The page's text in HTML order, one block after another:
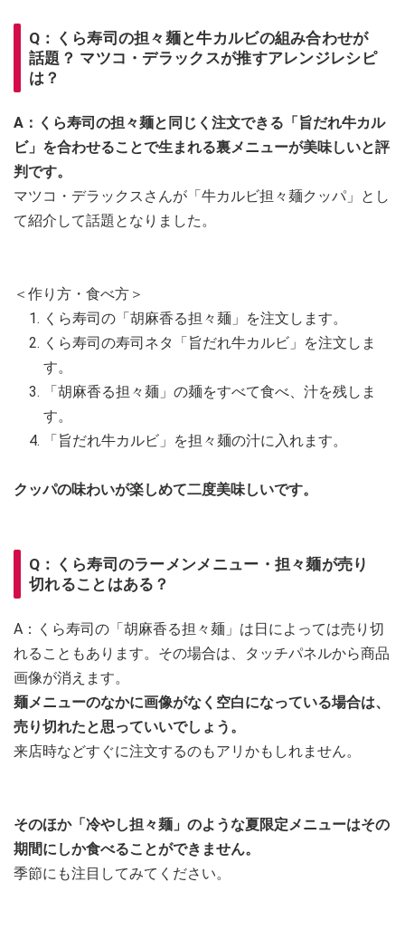
Q：くら寿司の担々麺と牛カルビの組み合わせが
話題？ マツコ・デラックスが推すアレンジレシピ
は？
A：くら寿司の担々麺と同じく注文できる「旨だれ牛カル
ビ」を合わせることで生まれる裏メニューが美味しいと評
判です。
マツコ・デラックスさんが「牛カルビ担々麺クッパ」とし
て紹介して話題となりました。
＜作り方・食べ方＞
くら寿司の「胡麻香る担々麺」を注文します。
くら寿司の寿司ネタ「旨だれ牛カルビ」を注文しま
す。
「胡麻香る担々麺」の麺をすべて食べ、汁を残しま
す。
「旨だれ牛カルビ」を担々麺の汁に入れます。
クッパの味わいが楽しめて二度美味しいです。
Q：くら寿司のラーメンメニュー・担々麺が売り
切れることはある？
A：くら寿司の「胡麻香る担々麺」は日によっては売り切
れることもあります。その場合は、タッチパネルから商品
画像が消えます。
麺メニューのなかに画像がなく空白になっている場合は、
売り切れたと思っていいでしょう。
来店時などすぐに注文するのもアリかもしれません。
そのほか「冷やし担々麺」のような夏限定メニューはその
期間にしか食べることができません。
季節にも注目してみてください。